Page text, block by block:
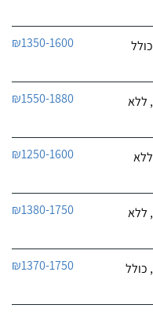
כולל
₪1350-1600
ללא
₪1550-1880
ללא
₪1250-1600
ללא
₪1380-1750
כולל
₪1370-1750